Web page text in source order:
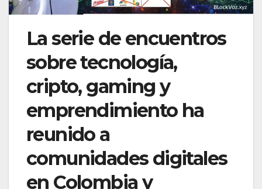
La serie de encuentros
sobre tecnología,
cripto, gaming y
emprendimiento ha
reunido a
comunidades digitales
en Colombia y